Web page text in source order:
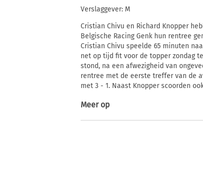
Verslaggever: M
Cristian Chivu en Richard Knopper
Belgische Racing Genk hun rentree
Cristian Chivu speelde 65 minuten
net op tijd fit voor de topper zondag
stond, na een afwezigheid van
rentree met de eerste treffer van de
met 3 - 1. Naast Knopper scoorden
Meer op